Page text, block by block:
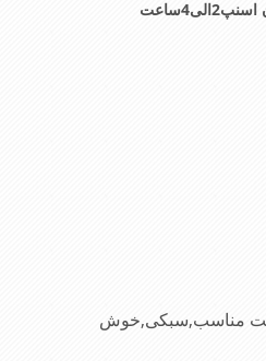
مناسب,سبکی,خوش